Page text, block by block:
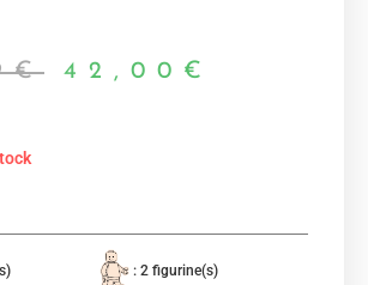
€ 42,00 €
: 2 figurine(s)